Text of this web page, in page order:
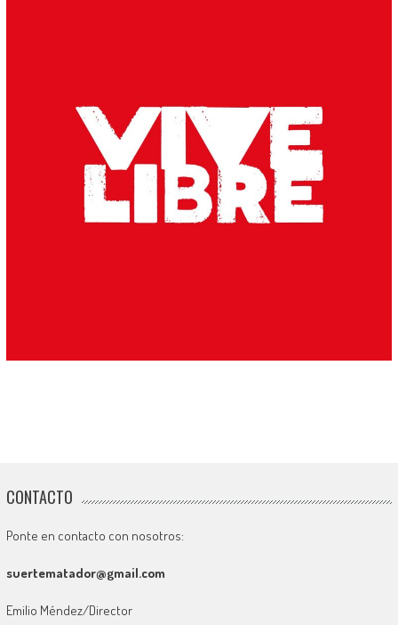
CONTACTO
Ponte en contacto con nosotros:
suertematador@gmail.com
Emilio Méndez/Director